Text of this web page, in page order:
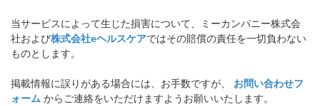
当サービスによって生じた損害について、ミーカンパニー株式会
社および株式会社eヘルスケアではその賠償の責任を一切負わない
ものとします。
掲載情報に誤りがある場合には、お手数ですが、 お問い合わせフ
ォーム からご連絡をいただけますようお願いいたします。